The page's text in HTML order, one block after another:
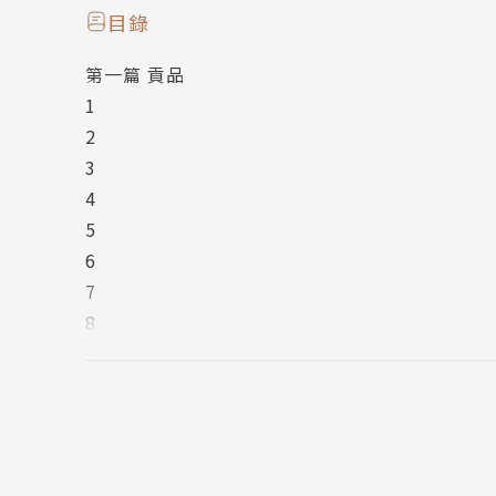
《紐約時報》書評「編輯特選」
《書單》（Booklist）「編輯年度特選」
《學校圖書館期刊》「年度最佳書籍」
美國圖書館協會「青少年最佳十大選書」
亞瑪遜網路書店「年度最佳書籍」
全美最大連鎖書店邦諾書店（Barnes & Noble）
邊界連鎖書店（Borders）「年度最佳書籍」
作者簡介
蘇珊．柯林斯 Suzanne Collins
多產而成功的兒童電視節目編劇，著有暢銷系
目錄
第一篇 貢品
1
2
3
4
5
6
7
8